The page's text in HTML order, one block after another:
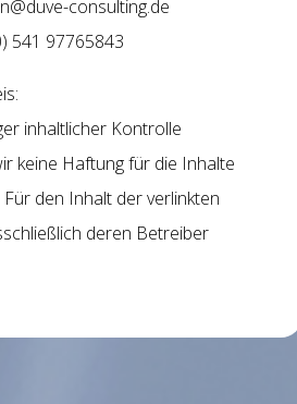
consulting.de
541 97765843
inhaltlicher Kontrolle
keine Haftung für die Inhalte
den Inhalt der verlinkten
deren Betreiber